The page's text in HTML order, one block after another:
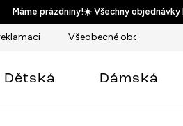
Máme prázdniny!☀️ Všechny
Všeobecné obchodní
Dětská Dámská